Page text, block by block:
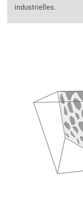
industrielles.